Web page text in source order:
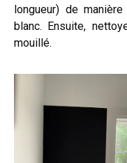
longueur) de
blanc. Ensuite,
mouillé.